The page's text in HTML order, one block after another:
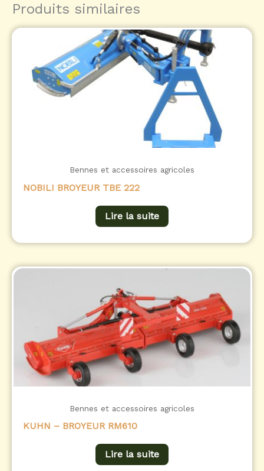
Produits similaires
Bennes et accessoires agricoles
NOBILI BROYEUR TBE 222
Lire la suite
Bennes et accessoires agricoles
KUHN – BROYEUR RM610
Lire la suite